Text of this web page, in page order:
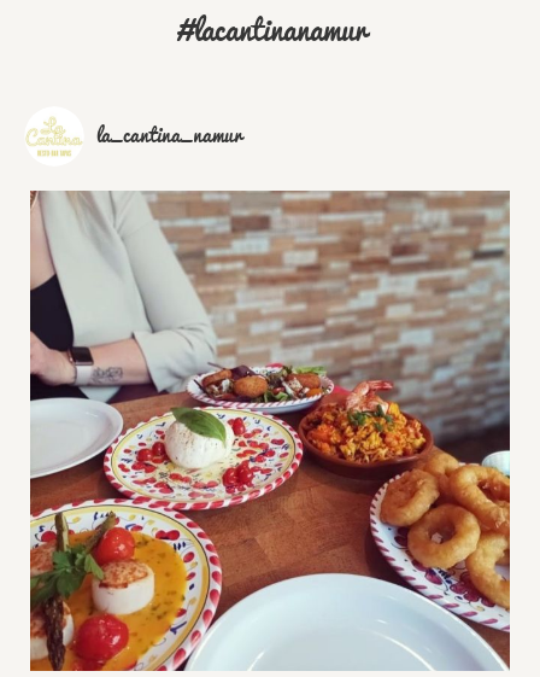
#lacantinanamur
la_cantina_namur